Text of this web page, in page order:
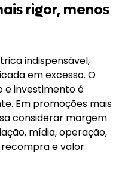
rigor, menos
indispensável,
em excesso. O
e investimento é
Em promoções mais
considerar margem
mídia, operação,
e valor